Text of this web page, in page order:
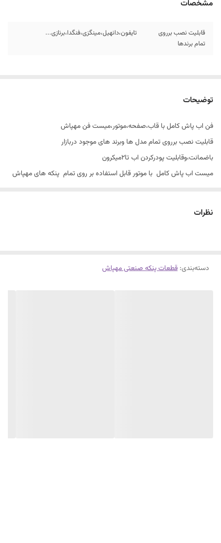
مشخصات
قابلیت نصب برروی
تمام برندها
تایفون،دانهیل،مینگزی،فنگدا،برنازی...
توضیحات
فن اب پاش کامل با قاب،صفحه،موتور،میست فن مهپاش
قابلیت نصب برروی تمام مدل ها وبرند های موجود دربازار
باضمانت،وقابلیت پودرکردن اب تا۲میکرون
میست اب پاش کامل با موتور قابل استفاده بر روی تمام پنکه های مهپاش
نظرات
دسته‌بندی: قطعات پنکه صنعتی مهپاش